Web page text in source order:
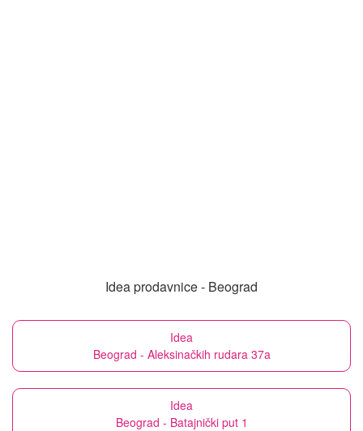
Idea prodavnice - Beograd
Idea
Beograd - Aleksinačkih rudara 37a
Idea
Beograd - Batajnički put 1